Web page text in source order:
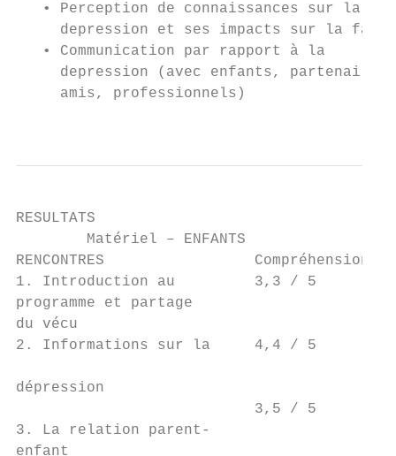
• Perception de connaissances sur la
depression et ses impacts sur la
   • Communication par rapport à la
     depression (avec enfants, partenaire,
     amis, professionnels)
RESULTATS
        Matériel – ENFANTS
RENCONTRES
1. Introduction au         3,3 / 5
programme et partage
du vécu
2. Informations sur la     4,4 / 5
dépression
3,5 / 5
3. La relation parent-
enfant